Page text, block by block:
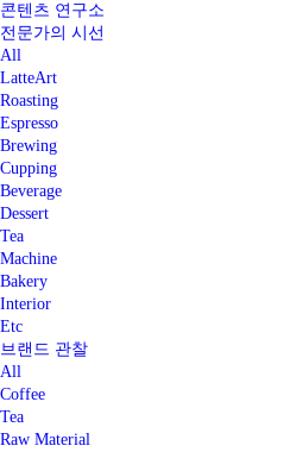
콘텐츠 연구소
전문가의 시선
All
LatteArt
Roasting
Espresso
Brewing
Cupping
Beverage
Dessert
Tea
Machine
Bakery
Interior
Etc
브랜드 관찰
All
Coffee
Tea
Raw Material